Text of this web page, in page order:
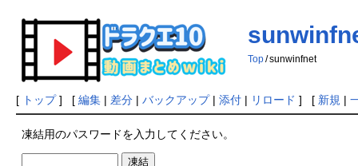
Top /sunwinfnet
[ トップ] [ 編集| 差分| バックアップ| 添付| リロード ] [ 新規 |
凍結用のパスワードを入力してください。